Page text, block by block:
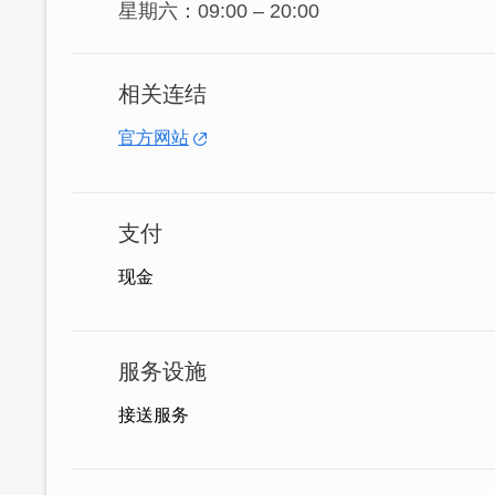
一，经过岁月雕琢的颓屋，清一色的卡其
蚵道需小心慢走)，汽车可停在延平郡王祠
建功屿的潮汐美景。
星期六：09:00 – 20:00
相关连结
官方网站
支付
现金
服务设施
接送服务